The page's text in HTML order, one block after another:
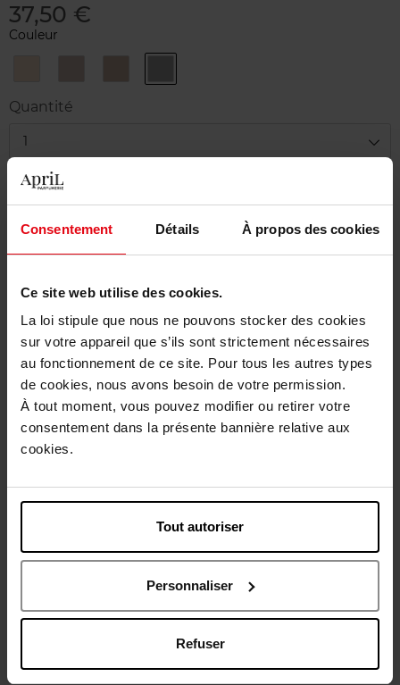
Consentement Détails À propos des cookies
Ce site web utilise des cookies.
La loi stipule que nous ne pouvons stocker des cookies
sur votre appareil que s’ils sont strictement nécessaires
au fonctionnement de ce site. Pour tous les autres types
de cookies, nous avons besoin de votre permission.
À tout moment, vous pouvez modifier ou retirer votre
consentement dans la présente bannière relative aux
cookies.
Tout autoriser
Personnaliser
Refuser
37,50 €
Couleur
Inoubliable
Brun Erika
Quantité
1
Livraison
Livraison gratuite à partir de 50€
Retour gratuit dans votre magasin
Description
Caractéristiques
Avis client Politique relative aux avis des clients